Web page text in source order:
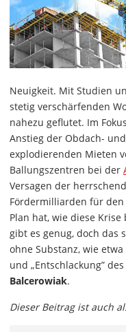
Neuigkeit. Mit Studien
stetig verschärfenden
nahezu geflutet. Im
Anstieg der Obdach-
explodierenden Mieten
Ballungszentren bei der
Versagen der
Fördermilliarden für
Plan hat, wie diese
gibt es genug, doch das
ohne Substanz, wie
und „Entschlackung”
Balcerowiak.
Dieser Beitrag ist auch